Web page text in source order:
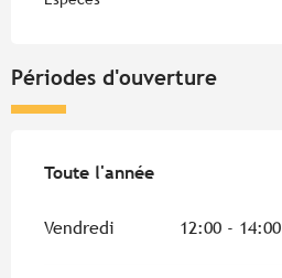
Périodes d'ouverture
Toute l'année
Toute l'année
Vendredi 12:00 - 14:00